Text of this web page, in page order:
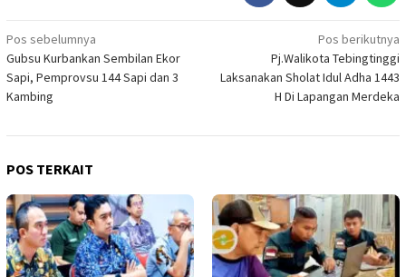
Navigasi
pos
Pos sebelumnya
Gubsu Kurbankan Sembilan Ekor
Sapi, Pemprovsu 144 Sapi dan 3
Kambing
Pos berikutnya
Pj.Walikota Tebingtinggi
Laksanakan Sholat Idul Adha 1443
H Di Lapangan Merdeka
POS TERKAIT